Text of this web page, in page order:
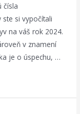
čísla
si vypočítali
na váš rok 2024.
v znamení
je o úspechu, …